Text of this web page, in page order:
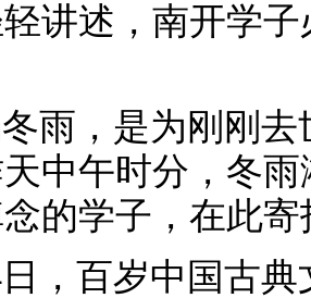
讲述，南开学
雨，是为刚刚
中午时分，冬
的学子，在此寄
日，百岁中国古